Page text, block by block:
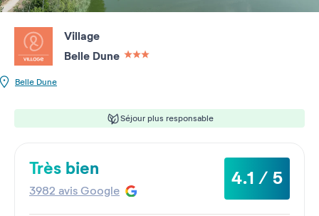
Village
Belle Dune
Belle Dune
Séjour plus responsable
Très bien
3982 avis Google
4.1 / 5